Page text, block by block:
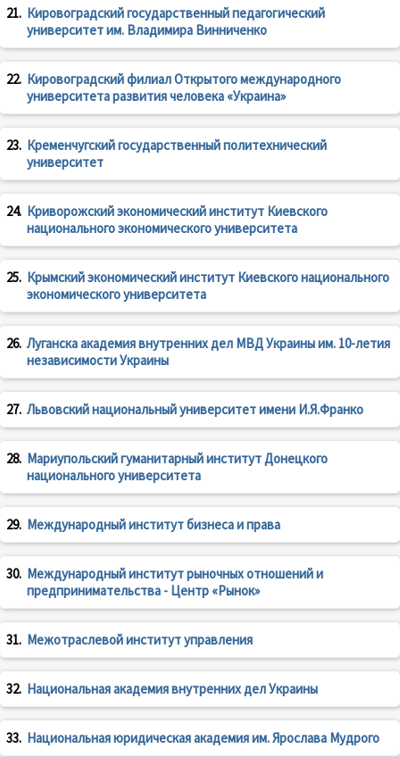
21. Кировоградский государственный педагогический
университет им. Владимира Винниченко
22. Кировоградский филиал Открытого международного
университета развития человека «Украина»
23. Кременчугский государственный политехнический
университет
24. Криворожский экономический институт Киевского
национального экономического университета
25. Крымский экономический институт Киевского национального
экономического университета
26. Луганска академия внутренних дел МВД Украины им. 10-летия
независимости Украины
27. Львовский национальный университет имени И.Я.Франко
28. Мариупольский гуманитарный институт Донецкого
национального университета
29. Международный институт бизнеса и права
30. Международный институт рыночных отношений и
предпринимательства - Центр «Рынок»
31. Межотраслевой институт управления
32. Национальная академия внутренних дел Украины
33. Национальная юридическая академия им. Ярослава Мудрого